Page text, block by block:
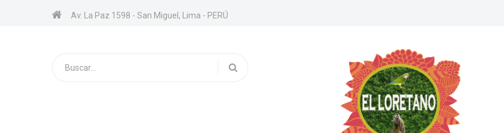
Av. La Paz 1598 - San Miguel, Lima - PERÚ